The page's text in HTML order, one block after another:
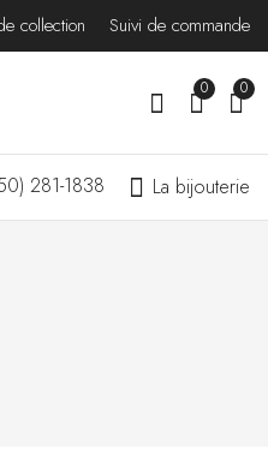
collection Suivi de commande
0 0
281-1838 La bijouterie